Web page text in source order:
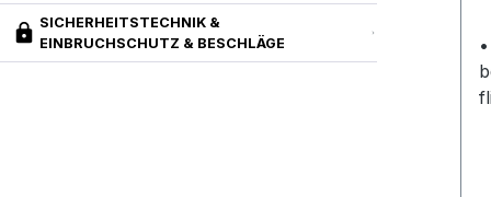
SICHERHEITSTECHNIK &
EINBRUCHSCHUTZ & BESCHLÄGE